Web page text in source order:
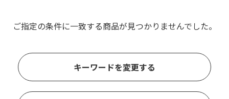
ご指定の条件に一致する商品が見つかりませんでした。
キーワードを変更する